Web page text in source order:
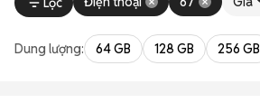
Dung lượng: 64 GB 128 GB 256 GB